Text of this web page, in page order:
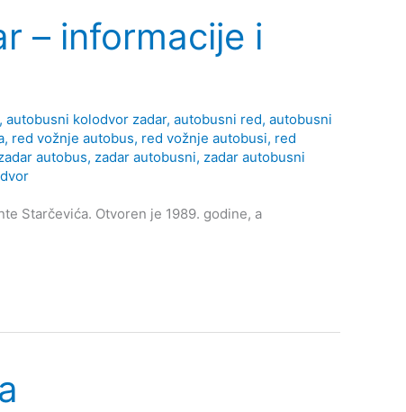
– informacije i
, autobusni kolodvor zadar, autobusni red, autobusni
, red vožnje autobus, red vožnje autobusi, red
autobus, zadar autobusni, zadar autobusni
Starčevića. Otvoren je 1989. godine, a